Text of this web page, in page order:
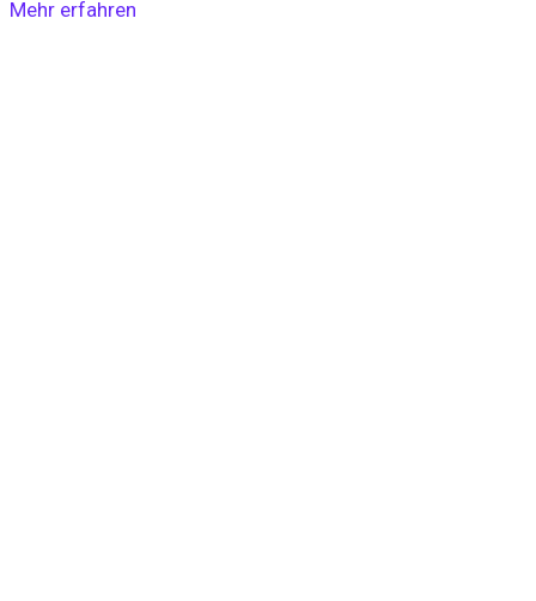
Mehr erfahren